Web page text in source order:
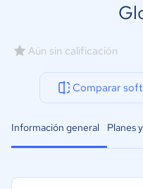
Aún sin calificación
Comparar
Información general Planes